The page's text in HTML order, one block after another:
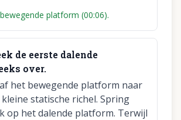
platform (00:06).
de eerste dalende
over.
het bewegende platform naar
statische richel. Spring
op het dalende platform. Terwijl